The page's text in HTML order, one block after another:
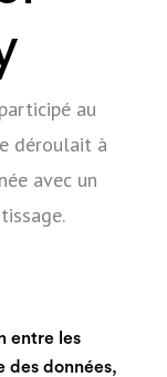
au
déroulait à
avec un
entre les
des données,